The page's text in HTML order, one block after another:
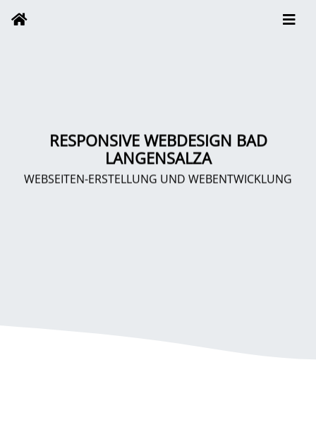
RESPONSIVE WEBDESIGN BAD
LANGENSALZA
WEBSEITEN-ERSTELLUNG UND WEBENTWICKLUNG